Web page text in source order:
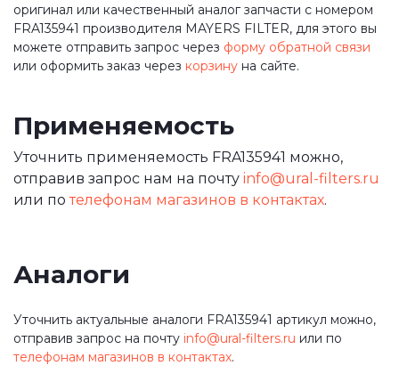
оригинал или качественный аналог запчасти с номером
FRA135941 производителя MAYERS FILTER, для этого вы
можете отправить запрос через форму обратной связи
или оформить заказ через корзину на сайте.
Применяемость
Уточнить применяемость FRA135941 можно,
отправив запрос нам на почту info@ural-filters.ru
или потелефонам магазинов в контактах.
Аналоги
Уточнить актуальные аналоги FRA135941 артикул можно,
отправив запрос на почту info@ural-filters.ru или по
телефонам магазинов в контактах.